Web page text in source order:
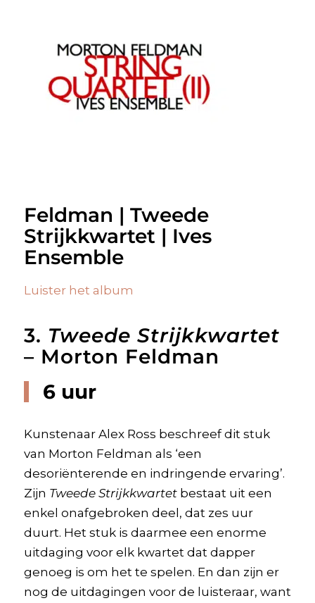
Feldman | Tweede
Strijkkwartet | Ives
Ensemble
Luister het album
3. Tweede Strijkkwartet
– Morton Feldman
6 uur
Kunstenaar Alex Ross beschreef dit stuk
van Morton Feldman als ‘een
desoriënterende en indringende ervaring’.
Zijn Tweede Strijkkwartetbestaat uit een
enkel onafgebroken deel, dat zes uur
duurt. Het stuk is daarmee een enorme
uitdaging voor elk kwartet dat dapper
genoeg is om het te spelen. En dan zijn er
nog de uitdagingen voor de luisteraar, want